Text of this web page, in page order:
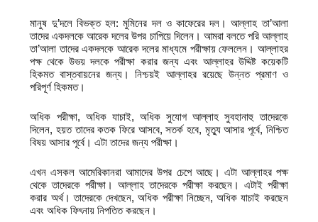
মানুষ দু’দলে বিভক্ত হল: মুমিনের দল ও কাফেরের দল। আল্লাহ তা’আলা
তাদের একদলকে আরেক দলের উপর চাপিয়ে দিলেন। আমরা বলতে পরি আল্লাহ
তা’আলা তাদের একদলকে আরেক দলের মাধ্যমে পরীক্ষায় ফেললেন। আল্লাহর
পক্ষ থেকে উভয় দলকে পরীক্ষা করার জন্য এবং আল্লাহর উদ্দিষ্ট কয়েকটি
হিকমত বাস্তবায়নের জন্য। নিশ্চয়ই আল্লাহর রয়েছে উন্নত প্রমাণ ও
পরিপূর্ণ হিকমত।
অধিক পরীক্ষা, অধিক যাচাই, অধিক সুযোগ আল্লাহ সুবহানাহু তাদেরকে
দিলেন, হয়ত তাদের কতক ফিরে আসবে, সতর্ক হবে, মৃত্যু আসার পূর্বে, নিশ্চিত
বিষয় আসার পূর্বে। এটা তাদের জন্য পরীক্ষা।
এখন এসকল আমেরিকানরা আমাদের উপর চেপে আছে। এটা আল্লাহর পক্ষ
থেকে তাদেরকে পরীক্ষা। আল্লাহ তাদেরকে পরীক্ষা করছেন। এটাই পরীক্ষা
করার অর্থ। তাদেরকে দেখছেন, অধিক পরীক্ষা নিচ্ছেন, অধিক যাচাই করছেন
এবং অধিক ফিৎনায় নিপতিত করছেন।